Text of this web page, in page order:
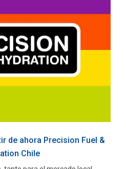
de ahora Precision Fuel &
Chile